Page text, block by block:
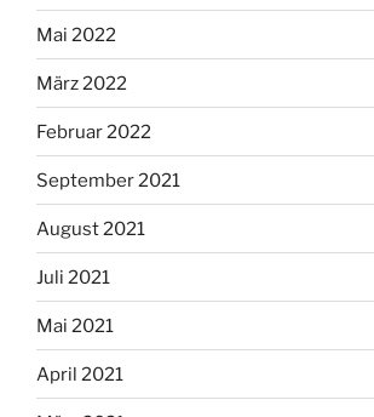
Mai 2022
März 2022
Februar 2022
September 2021
August 2021
Juli 2021
Mai 2021
April 2021